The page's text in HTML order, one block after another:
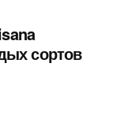
сортов